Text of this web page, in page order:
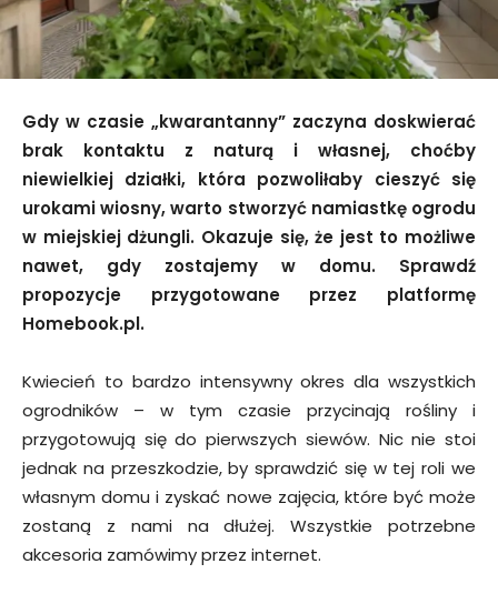
Gdy w czasie „kwarantanny” zaczyna doskwierać
brak kontaktu z naturą i własnej, choćby
niewielkiej działki, która pozwoliłaby cieszyć się
urokami wiosny, warto stworzyć namiastkę ogrodu
w miejskiej dżungli. Okazuje się, że jest to możliwe
nawet, gdy zostajemy w domu. Sprawdź
propozycje przygotowane przez platformę
Homebook.pl.
Kwiecień to bardzo intensywny okres dla wszystkich
ogrodników – w tym czasie przycinają rośliny i
przygotowują się do pierwszych siewów. Nic nie stoi
jednak na przeszkodzie, by sprawdzić się w tej roli we
własnym domu i zyskać nowe zajęcia, które być może
zostaną z nami na dłużej. Wszystkie potrzebne
akcesoria zamówimy przez internet.